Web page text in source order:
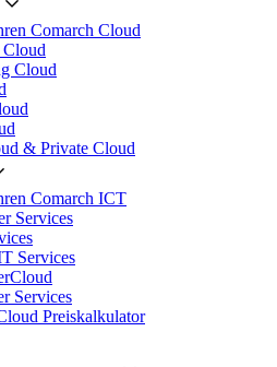
Comarch Cloud
Cloud
Cloud
& Private Cloud
Comarch ICT
Services
Services
Services
Preiskalkulator